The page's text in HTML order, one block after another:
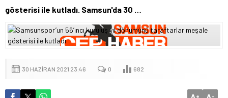
gösterisi ile kutladı. Samsun'da 30 …
30 HAZIRAN 2021 23:46 0 682
+ -